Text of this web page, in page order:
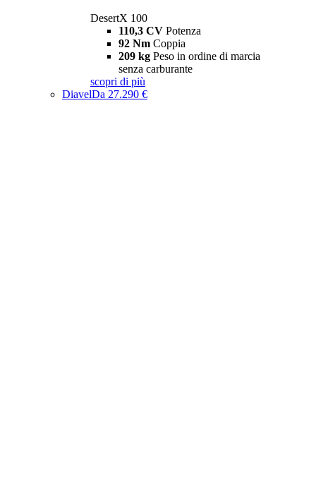
DesertX 100
110,3 CV Potenza
92 Nm Coppia
209 kg Peso in ordine di marcia
senza carburante
scopri di più
DiavelDa 27.290 €